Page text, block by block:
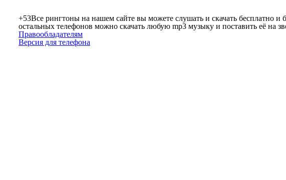
+53Все рингтоны на нашем сайте вы можете слушать и скачать бесплатно и
остальных телефонов можно скачать любую mp3 музыку и поставить её на
Правообладателям
Версия для телефона